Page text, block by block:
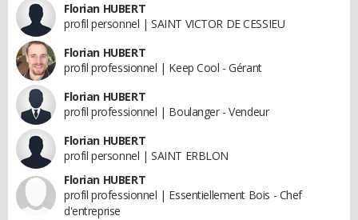
Florian HUBERT
profil personnel | SAINT VICTOR DE CESSIEU
Florian HUBERT
profil professionnel | Keep Cool - Gérant
Florian HUBERT
profil professionnel | Boulanger - Vendeur
Florian HUBERT
profil personnel | SAINT ERBLON
Florian HUBERT
profil professionnel | Essentiellement Bois - Chef
d'entreprise